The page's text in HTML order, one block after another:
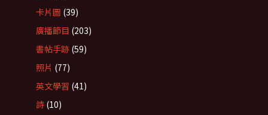
卡片圖 (39)
廣播節目 (203)
書帖手跡 (59)
照片 (77)
英文學習 (41)
詩 (10)